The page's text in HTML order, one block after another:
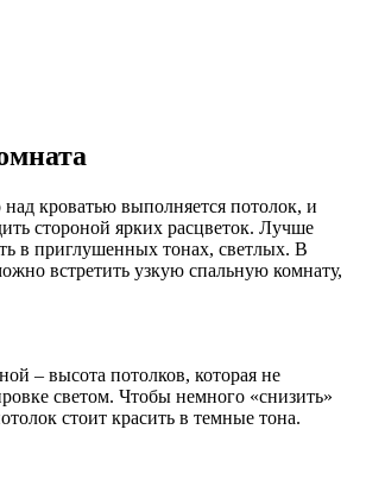
кроватью выполняется потолок, и
стороной ярких расцветок. Лучше
в приглушенных тонах, светлых. В
встретить узкую спальную комнату,
– высота потолков, которая не
светом. Чтобы немного «снизить»
стоит красить в темные тона.